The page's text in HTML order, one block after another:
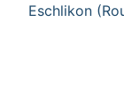
Eschlikon